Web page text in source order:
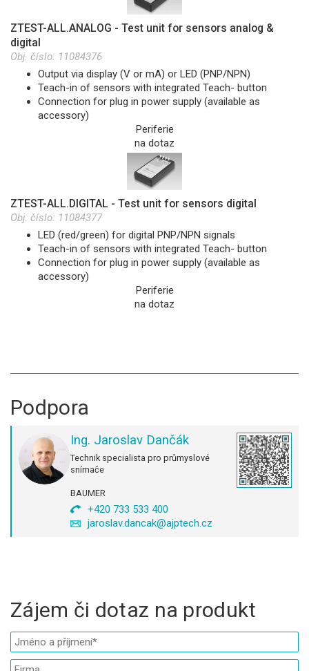
ZTEST-ALL.ANALOG - Test unit for sensors analog &
digital
Obj. číslo: 11084376
Output via display (V or mA) or LED (PNP/NPN)
Teach-in of sensors with integrated Teach- button
Connection for plug in power supply (available as
accessory)
Periferie
na dotaz
ZTEST-ALL.DIGITAL - Test unit for sensors digital
Obj. číslo: 11084377
LED (red/green) for digital PNP/NPN signals
Teach-in of sensors with integrated Teach- button
Connection for plug in power supply (available as
accessory)
Periferie
na dotaz
Podpora
Ing. Jaroslav Dančák
Technik specialista pro průmyslové
snímače
BAUMER
+420 733 533 400
jaroslav.dancak@ajptech.cz
Zájem či dotaz na produkt